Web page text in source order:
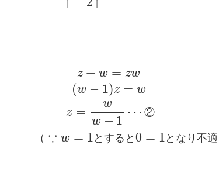
z + w = zw
(w − 1)z = w
z =
w
w − 1
⋯ ②
（ ∵ w = 1 と する と 0 = 1 と な り不適